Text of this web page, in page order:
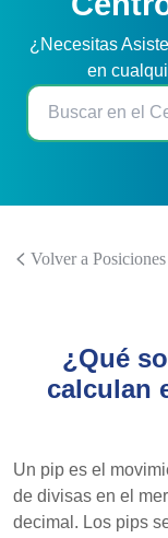
¿Necesitas
en
Volver a
¿Qué
calculan
Un pip es el
de divisas en el
decimal. Los pips